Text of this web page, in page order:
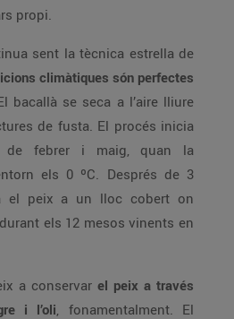
propi.
sent la tècnica estrella de
climàtiques són perfectes
bacallà se seca a l’aire lliure
de fusta. El procés inicia
de febrer i maig, quan la
els 0 ºC. Després de 3
el peix a un lloc cobert on
els 12 mesos vinents en
a conservar el peix a través
i l’oli, fonamentalment. El